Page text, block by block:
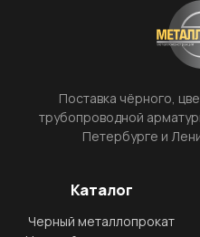
Поставка чёрного,
трубопроводной
Петербурге и
Каталог
Черный металлопрокат